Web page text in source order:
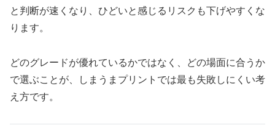
と判断が速くなり、ひどいと感じるリスクも下げやすくな
ります。
どのグレードが優れているかではなく、どの場面に合うか
で選ぶことが、しまうまプリントでは最も失敗しにくい考
え方です。